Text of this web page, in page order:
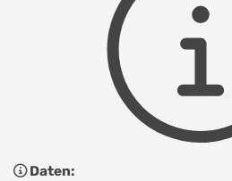
Daten: